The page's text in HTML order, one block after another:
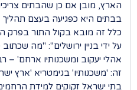
הארץ, מובן אם כן שהבתים
בבתים היא כפגיעה בעצם תהליך
כלל זה מובא בקול התור בפרק
על ידי בניין ירושלים": "מה
אהלי יעקוב ומשכנותיו ארחם' –
זה: 'משכנותיו' בגימטריא 'ארץ
בתי ישראל זקוקים למידת